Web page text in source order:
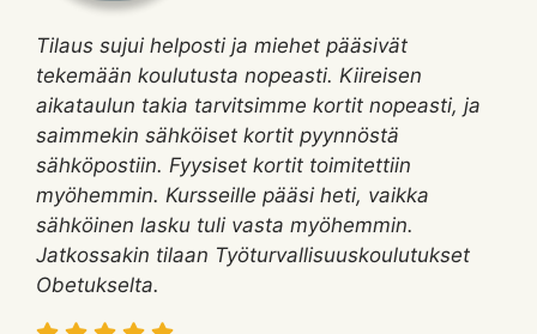
Tilaus sujui helposti ja miehet pääsivät
tekemään koulutusta nopeasti. Kiireisen
aikataulun takia tarvitsimme kortit nopeasti, ja
saimmekin sähköiset kortit pyynnöstä
sähköpostiin. Fyysiset kortit toimitettiin
myöhemmin. Kursseille pääsi heti, vaikka
sähköinen lasku tuli vasta myöhemmin.
Jatkossakin tilaan Työturvallisuuskoulutukset
Obetukselta.